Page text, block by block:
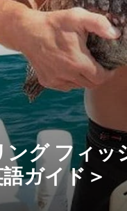
グ フィッ
ガイド＞